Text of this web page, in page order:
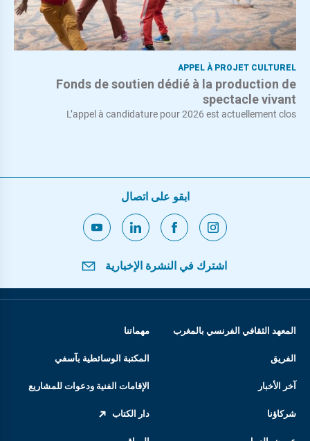
APPEL À PROJET CULTUREL
Fonds de soutien dédié à la production de
spectacle vivant
L’appel à candidature pour 2026 est actuellement clos
ابقو على اتصال
اشترك في النشرة الإخبارية
المعهد الثقافي الفرنسي بالمغرب مهماتنا
الفريق المكتبة الوسائطية بآسفي
آخر الأخبار الإقامات الفنية ودعوات للمشاريع
شركاؤنا دار الكتاب